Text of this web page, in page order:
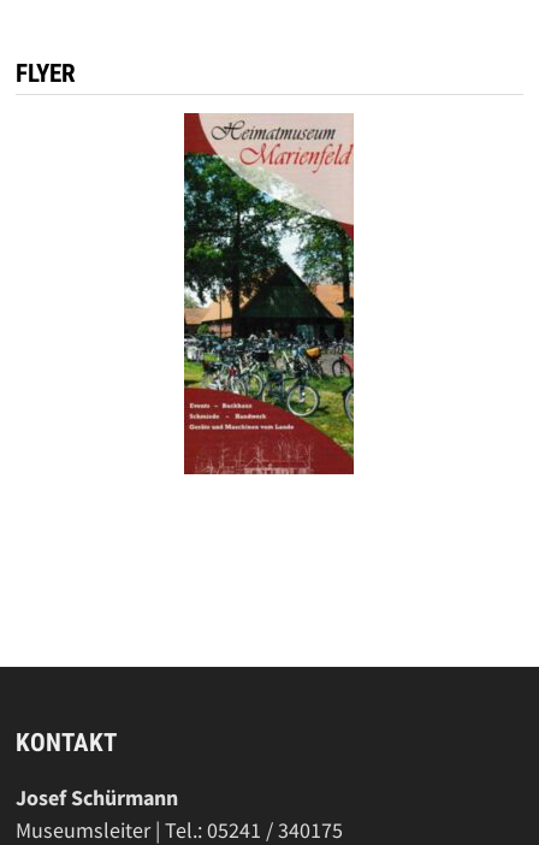
FLYER
KONTAKT
Josef Schürmann
Museumsleiter | Tel.: 05241 / 340175